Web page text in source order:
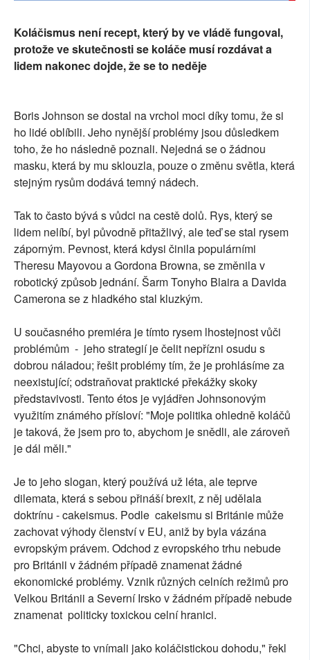
Koláčismus není recept, který by ve vládě fungoval,
protože ve skutečnosti se koláče musí rozdávat a
lidem nakonec dojde, že se to neděje
Boris Johnson se dostal na vrchol moci díky tomu, že si
ho lidé oblíbili. Jeho nynější problémy jsou důsledkem
toho, že ho následně poznali. Nejedná se o žádnou
masku, která by mu sklouzla, pouze o změnu světla, která
stejným rysům dodává temný nádech.
Tak to často bývá s vůdci na cestě dolů. Rys, který se
lidem nelíbí, byl původně přitažlivý, ale teď se stal rysem
záporným. Pevnost, která kdysi činila populárními
Theresu Mayovou a Gordona Browna, se změnila v
robotický způsob jednání. Šarm Tonyho Blaira a Davida
Camerona se z hladkého stal kluzkým.
U současného premiéra je tímto rysem lhostejnost vůči
problémům - jeho strategií je čelit nepřízni osudu s
dobrou náladou; řešit problémy tím, že je prohlásíme za
neexistující; odstraňovat praktické překážky skoky
představivosti. Tento étos je vyjádřen Johnsonovým
využitím známého přísloví: "Moje politika ohledně koláčů
je taková, že jsem pro to, abychom je snědli, ale zároveň
je dál měli."
Je to jeho slogan, který používá už léta, ale teprve
dilemata, která s sebou přináší brexit, z něj udělala
doktrínu - cakeismus. Podle cakeismu si Británie může
zachovat výhody členství v EU, aniž by byla vázána
evropským právem. Odchod z evropského trhu nebude
pro Británii v žádném případě znamenat žádné
ekonomické problémy. Vznik různých celních režimů pro
Velkou Británii a Severní Irsko v žádném případě nebude
znamenat politicky toxickou celní hranici.
"Chci, abyste to vnímali jako koláčistickou dohodu," řekl